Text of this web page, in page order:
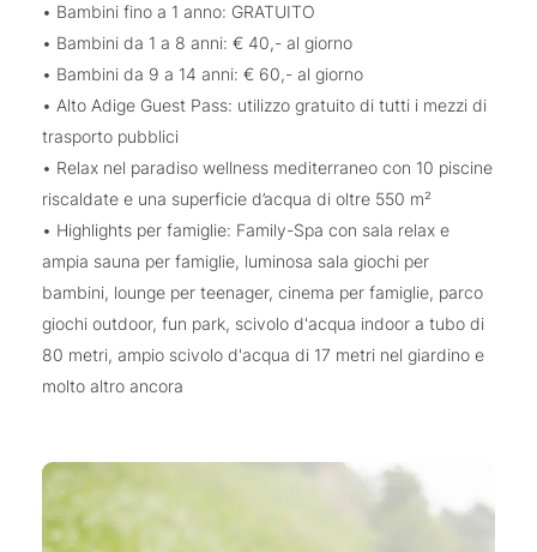
• Bambini fino a 1 anno: GRATUITO
• Bambini da 1 a 8 anni: € 40,- al giorno
• Bambini da 9 a 14 anni: € 60,- al giorno
• Alto Adige Guest Pass: utilizzo gratuito di tutti i mezzi di
trasporto pubblici
• Relax nel paradiso wellness mediterraneo con 10 piscine
riscaldate e una superficie d’acqua di oltre 550 m²
• Highlights per famiglie: Family-Spa con sala relax e
ampia sauna per famiglie, luminosa sala giochi per
bambini, lounge per teenager, cinema per famiglie, parco
giochi outdoor, fun park, scivolo d'acqua indoor a tubo di
80 metri, ampio scivolo d'acqua di 17 metri nel giardino e
molto altro ancora